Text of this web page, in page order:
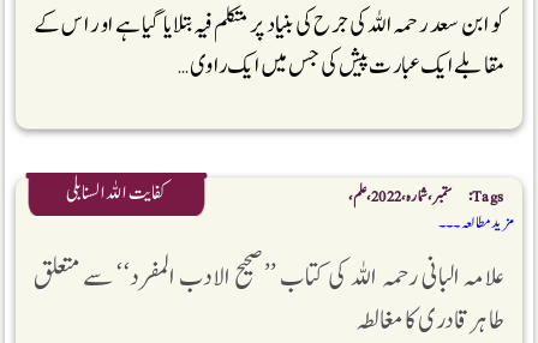
کو ابن سعد رحمہ اللہ کی جرح کی بنیاد پر متکلم فیہ بتلایا گیا ہے اور اس کے
مقابلے ایک عبارت پیش کی جس میں ایک راوی …
کفایت اللہ السنابلی Tags: ستمبر، شمارہ،2022، علم،
علامہ البانی رحمہ اللہ کی کتاب ’’صحیح الادب المفرد‘‘ سے متعلق
طاہرقادری کامغالطہ
مزید مطالعہ ۔۔۔